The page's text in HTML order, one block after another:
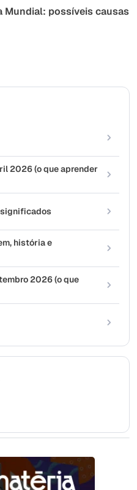
Mundial: possíveis causas
2026 (o que aprender
significados
história e
2026 (o que